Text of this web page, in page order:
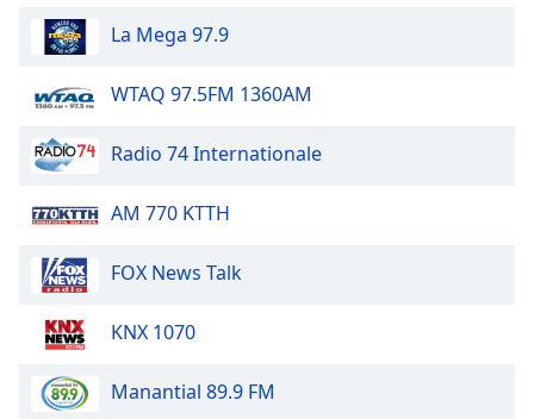
Caption
Color
Opacity
Style
La Mega 97.9
WTAQ 97.5FM 1360AM
Radio 74 Internationale
AM 770 KTTH
FOX News Talk
KNX 1070
Manantial 89.9 FM